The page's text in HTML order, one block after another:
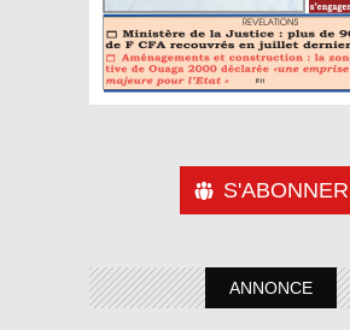
S'ABONNER
ANNONCE